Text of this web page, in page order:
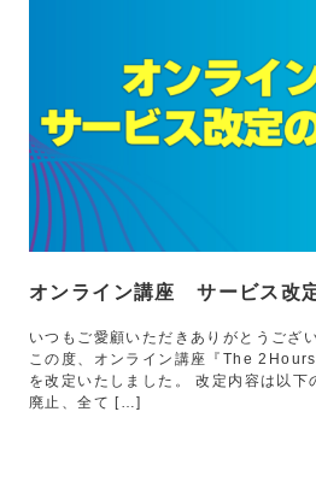
オンライン講座 サービス改
いつもご愛顧いただきありがとうご
この度、オンライン講座『The
を改定いたしました。 改定内容は以
廃止、全て […]